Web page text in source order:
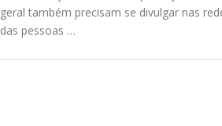
geral também precisam se divulgar nas
das pessoas …